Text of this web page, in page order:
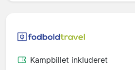
Kampbillet inkluderet